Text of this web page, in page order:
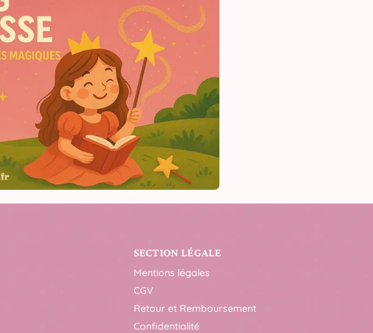
SECTION LÉGALE
Mentions légales
CGV
Retour et Remboursement
Confidentialité